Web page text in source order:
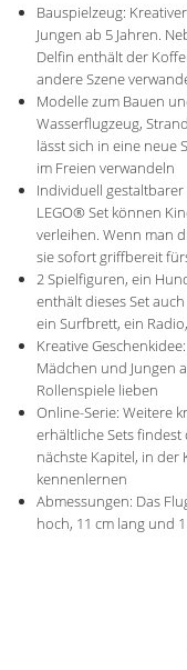
Bauspielzeug:
Jungen ab 5 Jahren.
Delfin enthält der
andere Szene
Modelle zum Bauen
Wasserflugzeug,
lässt sich in eine neue
im Freien verwandeln
Individuell
LEGO® Set können
verleihen. Wenn man
sie sofort griffbereit
2 Spielfiguren, ein
enthält dieses Set
ein Surfbrett, ein
Kreative
Mädchen und Jungen
Rollenspiele lieben
Online-Serie: Weitere
erhältliche Sets
nächste Kapitel, in der
kennenlernen
Abmessungen: Das
hoch, 11 cm lang und